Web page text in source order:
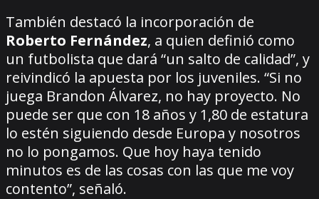
También destacó la incorporación de
Roberto Fernández, a quien definió como
un futbolista que dará “un salto de calidad”, y
reivindicó la apuesta por los juveniles. “Si no
juega Brandon Álvarez, no hay proyecto. No
puede ser que con 18 años y 1,80 de estatura
lo estén siguiendo desde Europa y nosotros
no lo pongamos. Que hoy haya tenido
minutos es de las cosas con las que me voy
contento”, señaló.